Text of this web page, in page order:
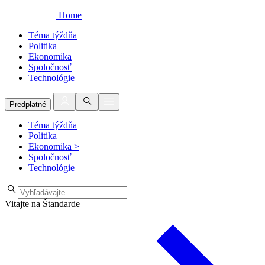
Home
Téma týždňa
Politika
Ekonomika
Spoločnosť
Technológie
Predplatné
Téma týždňa
Politika
Ekonomika >
Spoločnosť
Technológie
Vitajte na Štandarde